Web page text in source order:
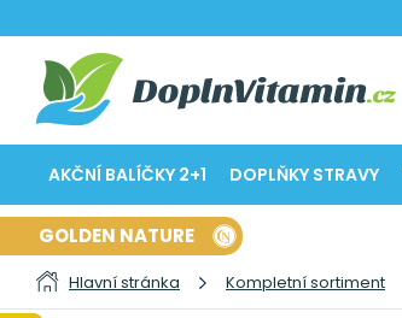
AKČNÍ BALÍČKY 2+1 DOPLŇKY STRAVY
GOLDEN NATURE
Hlavní stránka Kompletní sortiment